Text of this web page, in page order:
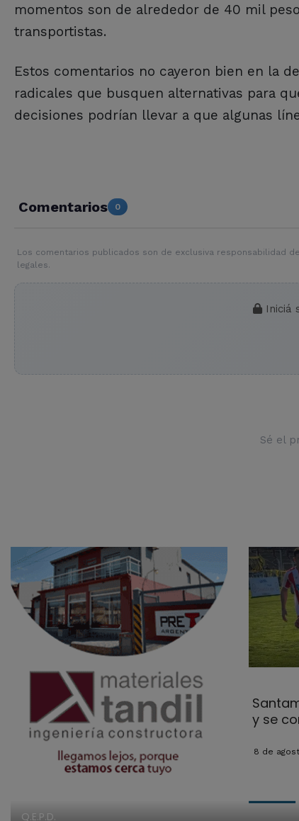
momentos son de alrededor de 40 mil
transportistas.
Estos comentarios no cayeron bien en la
radicales que busquen alternativas para
decisiones podrían llevar a que algunas
Comentarios 0
Los comentarios publicados son de exclusiva responsabilidad
legales.
Iniciá
Sé el
y se
8 de
Q.E.P.D.